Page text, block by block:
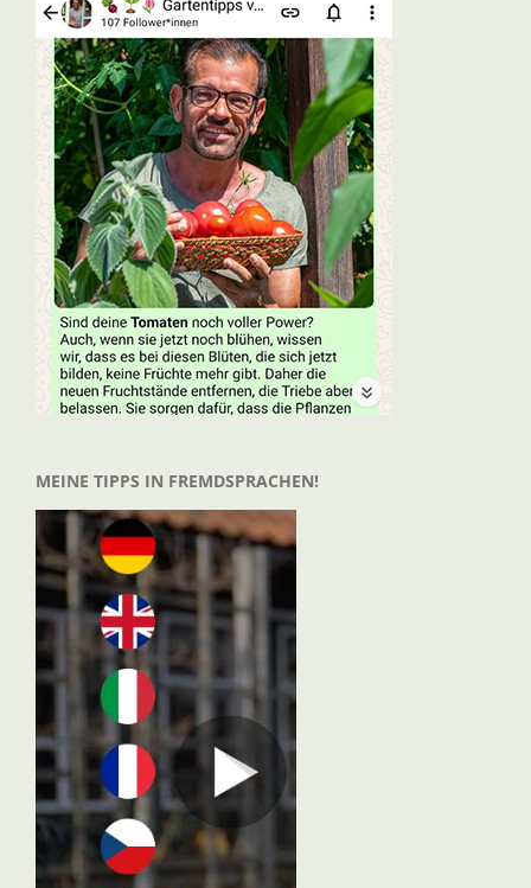
MEINE TIPPS IN FREMDSPRACHEN!